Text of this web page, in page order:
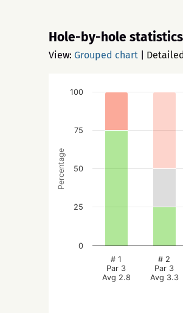
Hole-by-hole statistics
View: Grouped chart
Percentage
# 1
Par 3
Avg 2.8
# 2
Par 3
Avg 3.3
0
25
50
75
100